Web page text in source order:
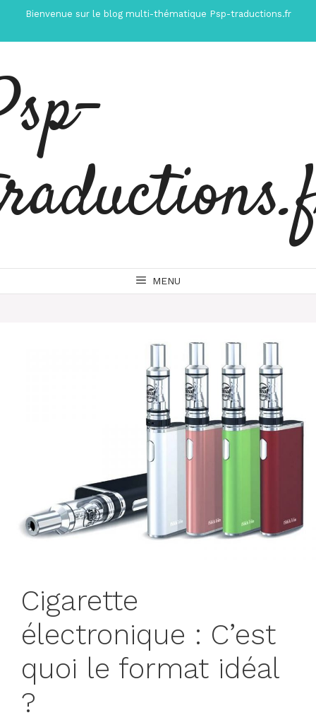
contenu
Bienvenue sur le blog multi-thématique Psp-traductions.fr
MENU
Cigarette
électronique : C’est
quoi le format idéal
?